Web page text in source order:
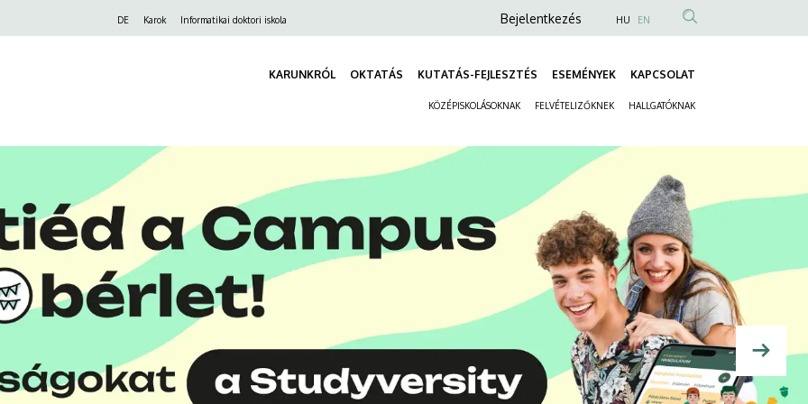
DE Karok Informatikai doktori iskola
Anonim
fiók
menüje
Bejelentkezés HU EN
KARUNKRÓL OKTATÁS KUTATÁS-FEJLESZTÉS ESEMÉNYEK KAPCSOLAT
navigáció
KÖZÉPISKOLÁSOKNAK FELVÉTELIZŐKNEK HALLGATÓKNAK